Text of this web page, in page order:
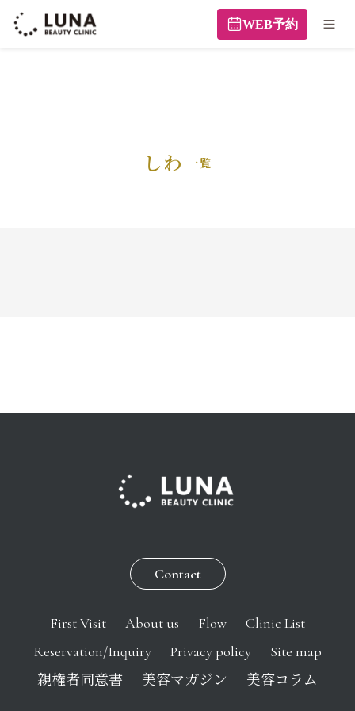
WEB予約
しわ
Contact
First Visit About us Flow
Clinic List
Reservation/Inquiry
Privacy policy
Site map
親権者同意書
美容マガジン 美容コラム